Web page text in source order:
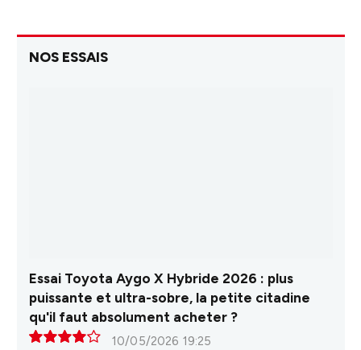
NOS ESSAIS
Essai Toyota Aygo X Hybride 2026 : plus
puissante et ultra-sobre, la petite citadine
qu'il faut absolument acheter ?
10/05/2026 19:25